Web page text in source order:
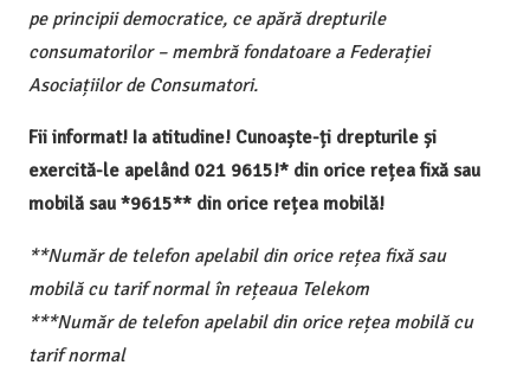
pe principii democratice, ce apără drepturile
consumatorilor – membră fondatoare a Federației
Asociațiilor de Consumatori.
Fii informat! Ia atitudine! Cunoaște-ți drepturile și
exercită-le apelând 021 9615!* din orice rețea fixă sau
mobilă sau *9615** din orice rețea mobilă!
**Număr de telefon apelabil din orice rețea fixă sau
mobilă cu tarif normal în rețeaua Telekom
***Număr de telefon apelabil din orice rețea mobilă cu
tarif normal